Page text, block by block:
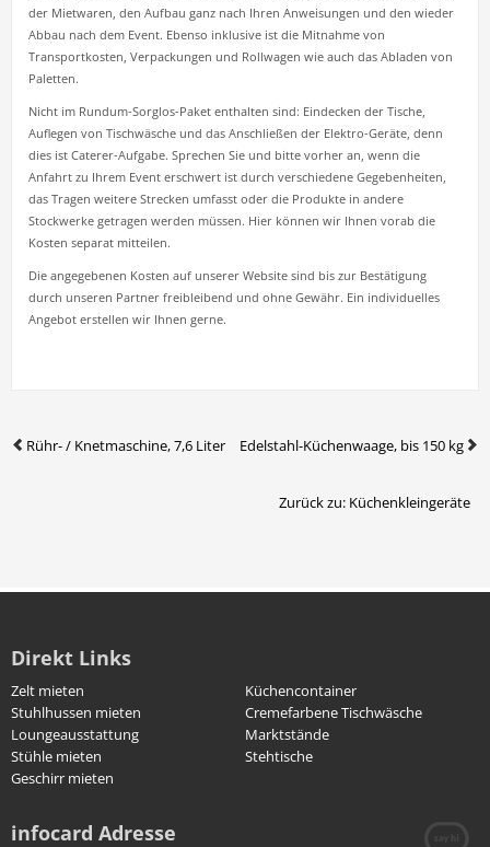
der Mietwaren, den Aufbau ganz nach Ihren Anweisungen und den wieder
Abbau nach dem Event. Ebenso inklusive ist die Mitnahme von
Transportkosten, Verpackungen und Rollwagen wie auch das Abladen von
Paletten.
Nicht im Rundum-Sorglos-Paket enthalten sind: Eindecken der Tische,
Auflegen von Tischwäsche und das Anschließen der Elektro-Geräte, denn
dies ist Caterer-Aufgabe. Sprechen Sie und bitte vorher an, wenn die
Anfahrt zu Ihrem Event erschwert ist durch verschiedene Gegebenheiten,
das Tragen weitere Strecken umfasst oder die Produkte in andere
Stockwerke getragen werden müssen. Hier können wir Ihnen vorab die
Kosten separat mitteilen.
Die angegebenen Kosten auf unserer Website sind bis zur Bestätigung
durch unseren Partner freibleibend und ohne Gewähr. Ein individuelles
Angebot erstellen wir Ihnen gerne.
Rühr- / Knetmaschine, 7,6 Liter Edelstahl-Küchenwaage, bis 150 kg
Zurück zu: Küchenkleingeräte
Direkt Links
Zelt mieten
Küchencontainer
Stuhlhussen mieten
Cremefarbene Tischwäsche
Loungeausstattung
Marktstände
Stühle mieten
Stehtische
Geschirr mieten
infocard Adresse